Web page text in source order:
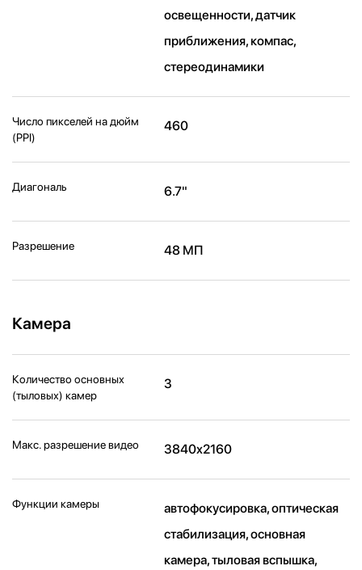
освещенности, датчик
приближения, компас,
стереодинамики
Число пикселей на дюйм
(PPI)
460
Диагональ 6.7"
Разрешение 48 МП
Камера
Количество основных
(тыловых) камер
3
Макс. разрешение видео 3840x2160
Функции камеры
автофокусировка, оптическая
стабилизация, основная
камера, тыловая вспышка,